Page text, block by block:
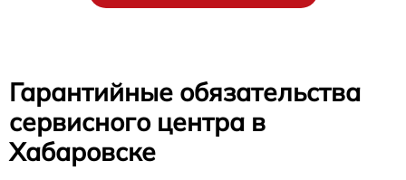
Гарантийные обязательства
сервисного центра в
Хабаровске